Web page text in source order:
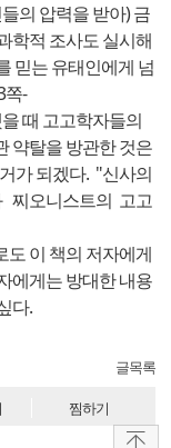
의 압력을 받아) 금
학적 조사도 실시해
믿는 유태인에게 넘
쪽-
때 고고학자들의
약탈을 방관한 것은
가 되겠다. "신사의
찌오니스트의 고고
도 이 책의 저자에게
에게는 방대한 내용
다.
글목록
찜하기